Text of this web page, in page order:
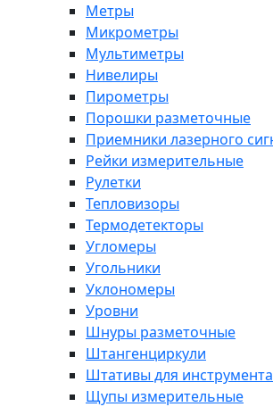
Метры
Микрометры
Мультиметры
Нивелиры
Пирометры
Порошки разметочные
Приемники лазерного
Рейки измерительные
Рулетки
Тепловизоры
Термодетекторы
Угломеры
Угольники
Уклономеры
Уровни
Шнуры разметочные
Штангенциркули
Штативы для инструмента
Щупы измерительные